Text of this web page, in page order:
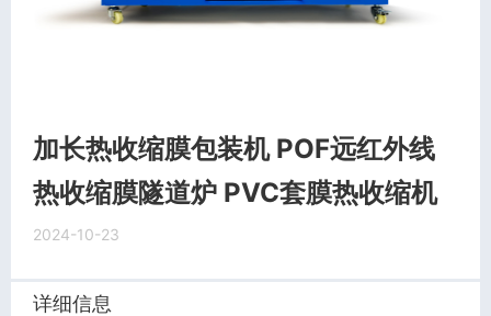
加长热收缩膜包装机 POF远红外线
热收缩膜隧道炉 PVC套膜热收缩机
2024-10-23
详细信息